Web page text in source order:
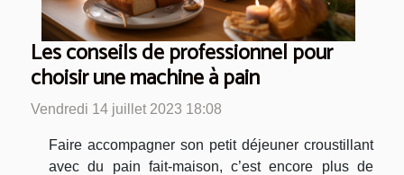
Les conseils de professionnel pour
choisir une machine à pain
Vendredi 14 juillet 2023 18:08
Faire accompagner son petit déjeuner croustillant
avec du pain fait-maison, c’est encore plus de